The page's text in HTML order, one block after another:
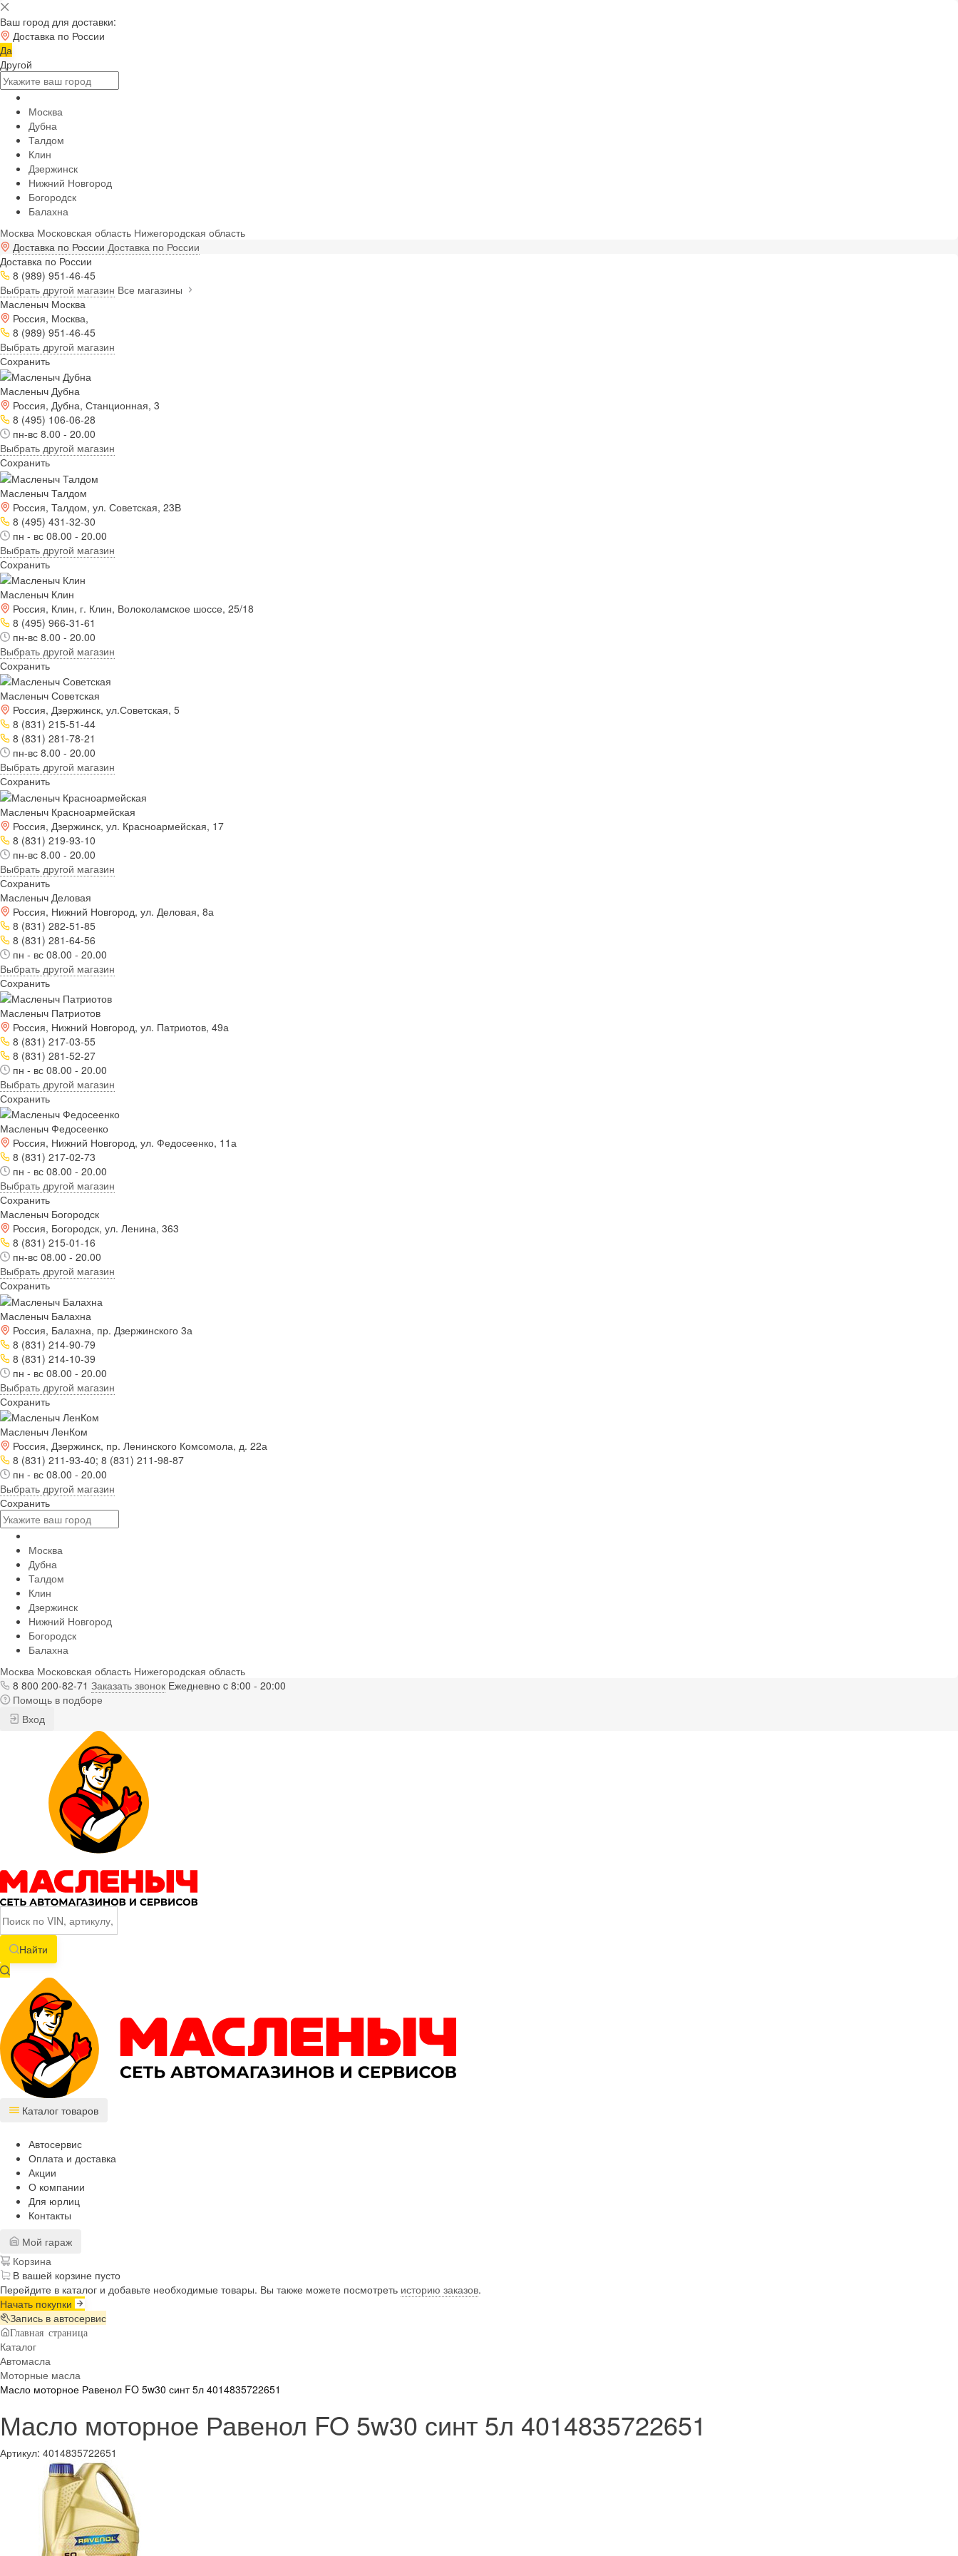
Ваш город для доставки:
Доставка по России
Да
Другой
Москва
Дубна
Талдом
Клин
Дзержинск
Нижний Новгород
Богородск
Балахна
Москва Московская область Нижегородская область
Доставка по России Доставка по России
Доставка по России
8 (989) 951-46-45
Выбрать другой магазин Все магазины
Масленыч Москва
Россия, Москва,
8 (989) 951-46-45
Выбрать другой магазин
Сохранить
Масленыч Дубна
Россия, Дубна, Станционная, 3
8 (495) 106-06-28
пн-вс 8.00 - 20.00
Выбрать другой магазин
Сохранить
Масленыч Талдом
Россия, Талдом, ул. Советская, 23В
8 (495) 431-32-30
пн - вс 08.00 - 20.00
Выбрать другой магазин
Сохранить
Масленыч Клин
Россия, Клин, г. Клин, Волоколамское шоссе, 25/18
8 (495) 966-31-61
пн-вс 8.00 - 20.00
Выбрать другой магазин
Сохранить
Масленыч Советская
Россия, Дзержинск, ул.Советская, 5
8 (831) 215-51-44
8 (831) 281-78-21
пн-вс 8.00 - 20.00
Выбрать другой магазин
Сохранить
Масленыч Красноармейская
Россия, Дзержинск, ул. Красноармейская, 17
8 (831) 219-93-10
пн-вс 8.00 - 20.00
Выбрать другой магазин
Сохранить
Масленыч Деловая
Россия, Нижний Новгород, ул. Деловая, 8а
8 (831) 282-51-85
8 (831) 281-64-56
пн - вс 08.00 - 20.00
Выбрать другой магазин
Сохранить
Масленыч Патриотов
Россия, Нижний Новгород, ул. Патриотов, 49а
8 (831) 217-03-55
8 (831) 281-52-27
пн - вс 08.00 - 20.00
Выбрать другой магазин
Сохранить
Масленыч Федосеенко
Россия, Нижний Новгород, ул. Федосеенко, 11а
8 (831) 217-02-73
пн - вс 08.00 - 20.00
Выбрать другой магазин
Сохранить
Масленыч Богородск
Россия, Богородск, ул. Ленина, 363
8 (831) 215-01-16
пн-вс 08.00 - 20.00
Выбрать другой магазин
Сохранить
Масленыч Балахна
Россия, Балахна, пр. Дзержинского 3а
8 (831) 214-90-79
8 (831) 214-10-39
пн - вс 08.00 - 20.00
Выбрать другой магазин
Сохранить
Масленыч ЛенКом
Россия, Дзержинск, пр. Ленинского Комсомола, д. 22а
8 (831) 211-93-40; 8 (831) 211-98-87
пн - вс 08.00 - 20.00
Выбрать другой магазин
Сохранить
Москва
Дубна
Талдом
Клин
Дзержинск
Нижний Новгород
Богородск
Балахна
Москва Московская область Нижегородская область
8 800 200-82-71 Заказать звонок Ежедневно c 8:00 - 20:00
Помощь в подборе
Вход
Найти
Каталог товаров
Автосервис
Оплата и доставка
Акции
О компании
Для юрлиц
Контакты
Мой гараж
Корзина
В вашей корзине пусто
Перейдите в каталог и добавьте необходимые товары. Вы также можете посмотреть историю заказов.
Начать покупки
Запись в автосервис
Главная страница
Каталог
Автомасла
Моторные масла
Масло моторное Равенол FO 5w30 синт 5л 4014835722651
Масло моторное Равенол FO 5w30 синт 5л 4014835722651
Артикул: 4014835722651